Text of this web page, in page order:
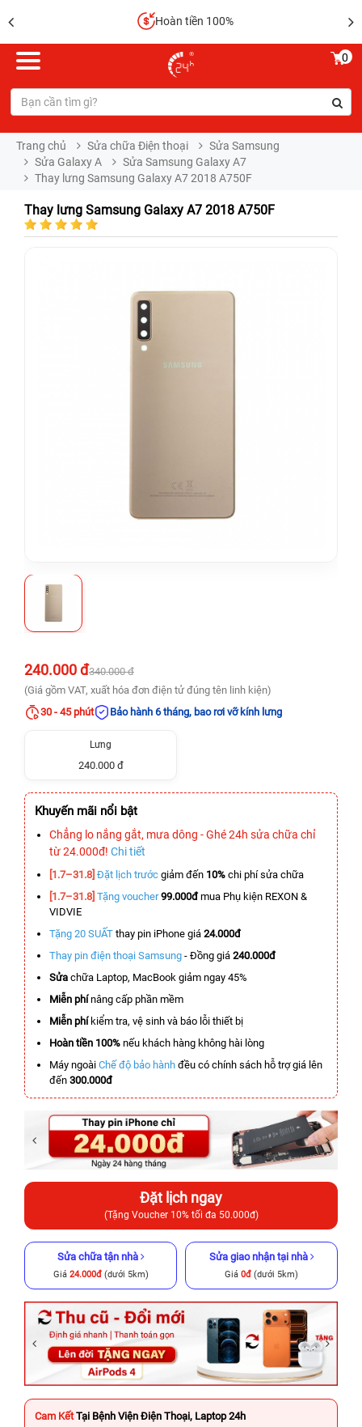
Hoàn tiền 100%
0
Trang chủ Sửa chữa Điện thoại
Sửa Samsung
Sửa Galaxy A
Sửa Samsung Galaxy A7
Thay lưng Samsung Galaxy A7 2018 A750F
Thay lưng Samsung Galaxy A7 2018 A750F
240.000 đ340.000 đ
(Giá gồm VAT, xuất hóa đơn điện tử đúng tên linh kiện)
30 - 45 phút
Bảo hành 6 tháng, bao rơi vỡ kính lưng
Lưng
240.000 đ
Khuyến mãi nổi bật
Chẳng lo nắng gắt, mưa dông - Ghé 24h sửa chữa chỉ
từ 24.000đ! Chi tiết
[1.7–31.8] Đặt lịch trước giảm đến 10% chi phí sửa chữa
[1.7–31.8] Tặng voucher 99.000đmua Phụ kiện REXON &
VIDVIE
Tặng 20 SUẤT thay pin iPhone giá 24.000đ
Thay pin điện thoại Samsung - Đồng giá 240.000đ
Sửa chữa Laptop, MacBook giảm ngay 45%
Miễn phínâng cấp phần mềm
Miễn phíkiểm tra, vệ sinh và báo lỗi thiết bị
Hoàn tiền 100% nếu khách hàng không hài lòng
Máy ngoài Chế độ bảo hành đều có chính sách hỗ trợ giá lên
đến 300.000đ
Đặt lịch ngay
(Tặng Voucher 10% tối đa 50.000đ)
Sửa chữa tận nhà
Giá 24.000đ(dưới 5km)
Sửa giao nhận tại nhà
Giá 0đ (dưới 5km)
Cam Kết Tại Bệnh Viện Điện Thoại, Laptop 24h